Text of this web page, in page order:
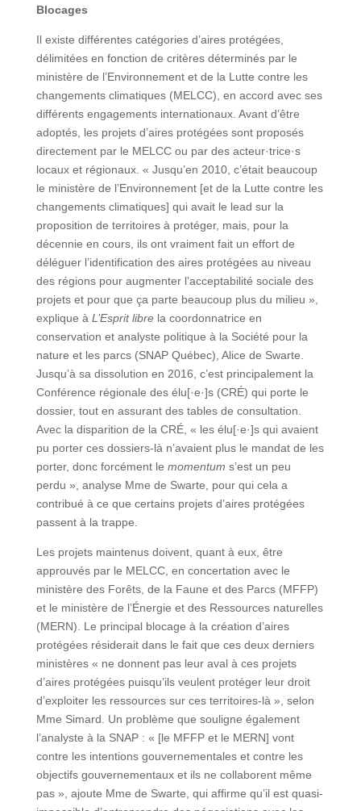
Blocages
Il existe différentes catégories d’aires protégées,
délimitées en fonction de critères déterminés par le
ministère de l’Environnement et de la Lutte contre les
changements climatiques (MELCC), en accord avec ses
différents engagements internationaux. Avant d’être
adoptés, les projets d’aires protégées sont proposés
directement par le MELCC ou par des acteur·trice·s
locaux et régionaux. « Jusqu’en 2010, c’était beaucoup
le ministère de l’Environnement [et de la Lutte contre les
changements climatiques] qui avait le lead sur la
proposition de territoires à protéger, mais, pour la
décennie en cours, ils ont vraiment fait un effort de
déléguer l’identification des aires protégées au niveau
des régions pour augmenter l’acceptabilité sociale des
projets et pour que ça parte beaucoup plus du milieu »,
explique à L’Esprit librela coordonnatrice en
conservation et analyste politique à la Société pour la
nature et les parcs (SNAP Québec), Alice de Swarte.
Jusqu’à sa dissolution en 2016, c’est principalement la
Conférence régionale des élu[·e·]s (CRÉ) qui porte le
dossier, tout en assurant des tables de consultation.
Avec la disparition de la CRÉ, « les élu[·e·]s qui avaient
pu porter ces dossiers-là n’avaient plus le mandat de les
porter, donc forcément le momentum s’est un peu
perdu », analyse Mme de Swarte, pour qui cela a
contribué à ce que certains projets d’aires protégées
passent à la trappe.
Les projets maintenus doivent, quant à eux, être
approuvés par le MELCC, en concertation avec le
ministère des Forêts, de la Faune et des Parcs (MFFP)
et le ministère de l’Énergie et des Ressources naturelles
(MERN). Le principal blocage à la création d’aires
protégées résiderait dans le fait que ces deux derniers
ministères « ne donnent pas leur aval à ces projets
d’aires protégées puisqu’ils veulent protéger leur droit
d’exploiter les ressources sur ces territoires-là », selon
Mme Simard. Un problème que souligne également
l’analyste à la SNAP : « [le MFFP et le MERN] vont
contre les intentions gouvernementales et contre les
objectifs gouvernementaux et ils ne collaborent même
pas », ajoute Mme de Swarte, qui affirme qu’il est quasi-